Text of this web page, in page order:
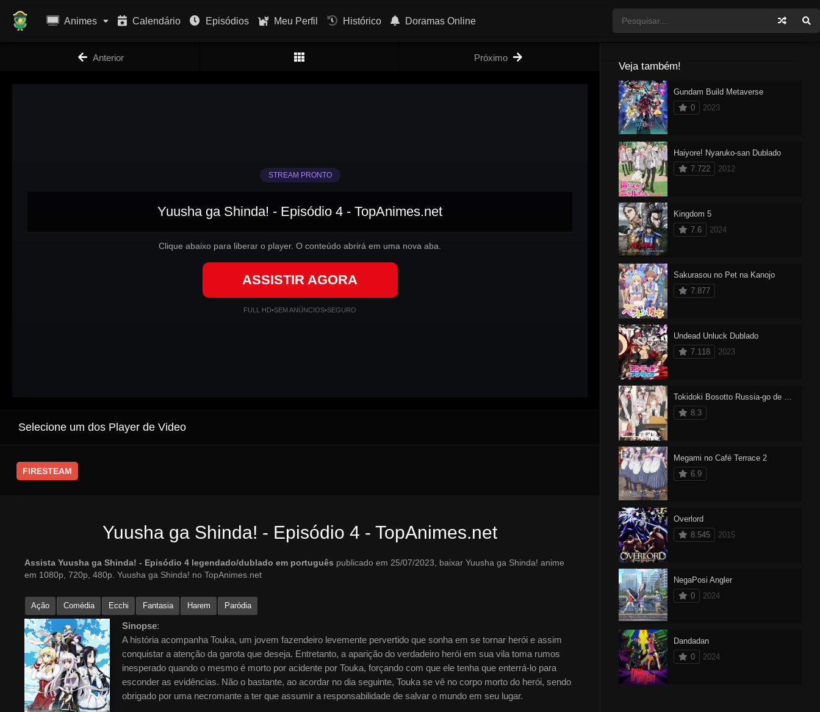
Animes Calendário Episódios Meu Perfil Histórico Doramas Online
Anterior Próximo
STREAM PRONTO
Yuusha ga Shinda! - Episódio 4 - TopAnimes.net
Clique abaixo para liberar o player. O conteúdo abrirá em uma nova aba.
ASSISTIR AGORA
FULL HD•SEM ANÚNCIOS•SEGURO
Selecione um dos Player de Video
FIRESTEAM
Yuusha ga Shinda! - Episódio 4 - TopAnimes.net
Assista Yuusha ga Shinda! - Episódio 4 legendado/dublado em português publicado em 25/07/2023, baixar Yuusha ga Shinda! anime
em 1080p, 720p, 480p. Yuusha ga Shinda! no TopAnimes.net
Ação Comédia Ecchi Fantasia Harem Paródia
Sinopse:
A história acompanha Touka, um jovem fazendeiro levemente pervertido que sonha em se tornar herói e assim
conquistar a atenção da garota que deseja. Entretanto, a aparição do verdadeiro herói em sua vila toma rumos
inesperado quando o mesmo é morto por acidente por Touka, forçando com que ele tenha que enterrá-lo para
esconder as evidências. Não o bastante, ao acordar no dia seguinte, Touka se vê no corpo morto do herói, sendo
obrigado por uma necromante a ter que assumir a responsabilidade de salvar o mundo em seu lugar.
Veja também!
Gundam Build Metaverse
0
2023
Haiyore! Nyaruko-san Dublado
7.722
2012
Kingdom 5
7.6
2024
Sakurasou no Pet na Kanojo
7.877
Undead Unluck Dublado
7.118
2023
Tokidoki Bosotto Russia-go de Dereru Tonari no Alya-san Dublado
8.3
Megami no Café Terrace 2
6.9
Overlord
8.545
2015
NegaPosi Angler
0
2024
Dandadan
0
2024